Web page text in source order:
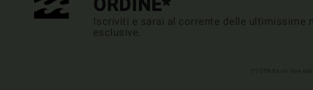
Iscriviti e sarai al corrente delle ultimissime
esclusive.